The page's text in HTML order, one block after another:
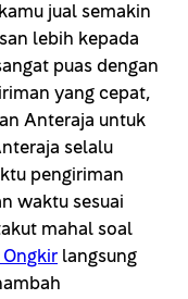
jual semakin
lebih kepada
puas dengan
yang cepat,
Anteraja untuk
selalu
pengiriman
waktu sesuai
mahal soal
Ongkir langsung